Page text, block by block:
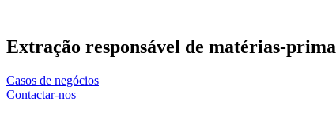
Extração responsável de matérias-
Casos de negócios
Contactar-nos